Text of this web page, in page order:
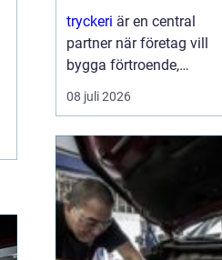
företag
tryckeri är en central
partner när företag vill
bygga förtroende,
synlighet och en tydlig
profil i alla fysiska
genomtänkta trycksaker
som visitkort, broschyrer
och skyltar blir
varumärket konkret o...
08 juli 2026